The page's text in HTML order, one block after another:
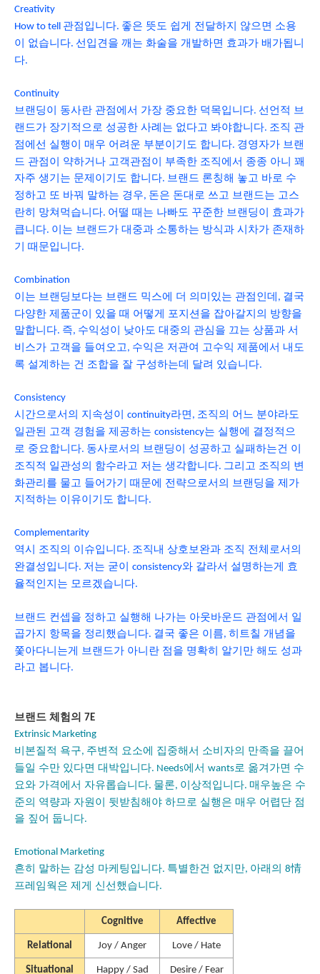
Creativity
How to tell 관점입니다. 좋은 뜻도 쉽게 전달하지 않으면 소용
이 없습니다. 선입견을 깨는 화술을 개발하면 효과가 배가됩니
다.
Continuity
브랜딩이 동사란 관점에서 가장 중요한 덕목입니다. 선언적 브
랜드가 장기적으로 성공한 사례는 없다고 봐야합니다. 조직 관
점에선 실행이 매우 어려운 부분이기도 합니다. 경영자가 브랜
드 관점이 약하거나 고객관점이 부족한 조직에서 종종 아니 꽤
자주 생기는 문제이기도 합니다. 브랜드 론칭해 놓고 바로 수
정하고 또 바꿔 말하는 경우, 돈은 돈대로 쓰고 브랜드는 고스
란히 망쳐먹습니다. 어떨 때는 나빠도 꾸준한 브랜딩이 효과가
큽니다. 이는 브랜드가 대중과 소통하는 방식과 시차가 존재하
기 때문입니다.
Combination
이는 브랜딩보다는 브랜드 믹스에 더 의미있는 관점인데 , 결국
다양한 제품군이 있을 때 어떻게 포지션을 잡아갈지의 방향을
말합니다. 즉, 수익성이 낮아도 대중의 관심을 끄는 상품과 서
비스가 고객을 들여오고 , 수익은 저관여 고수익 제품에서 내도
록 설계하는 건 조합을 잘 구성하는데 달려 있습니다.
Consistency
시간으로서의 지속성이 continuity라면 , 조직의 어느 분야라도
일관된 고객 경험을 제공하는 consistency는 실행에 결정적으
로 중요합니다. 동사로서의 브랜딩이 성공하고 실패하는건 이
조직적 일관성의 함수라고 저는 생각합니다. 그리고 조직의 변
화관리를 물고 들어가기 때문에 전략으로서의 브랜딩을 제가
지적하는 이유이기도 합니다.
Complementarity
역시 조직의 이슈입니다. 조직내 상호보완과 조직 전체로서의
완결성입니다. 저는 굳이 consistency와 갈라서 설명하는게 효
율적인지는 모르겠습니다.
브랜드 컨셉을 정하고 실행해 나가는 아웃바운드 관점에서 일
곱가지 항목을 정리했습니다. 결국 좋은 이름, 히트칠 개념을
쫓아다니는게 브랜드가 아니란 점을 명확히 알기만 해도 성과
라고 봅니다.
브랜드 체험의 7E
Extrinsic Marketing
비본질적 욕구, 주변적 요소에 집중해서 소비자의 만족을 끌어
들일 수만 있다면 대박입니다. Needs에서 wants로 옮겨가면 수
요와 가격에서 자유롭습니다. 물론, 이상적입니다. 매우높은 수
준의 역량과 자원이 뒷받침해야 하므로 실행은 매우 어렵단 점
을 짚어 둡니다.
Emotional Marketing
흔히 말하는 감성 마케팅입니다. 특별한건 없지만, 아래의 8情
프레임웍은 제게 신선했습니다.
Cognitive Affective
Relational Joy / Anger Love / Hate
Situational Happy / Sad Desire / Fear